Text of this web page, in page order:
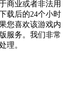
商业或者非法用
载后的24个小时
您喜欢该游戏内
服务。我们非常
理。